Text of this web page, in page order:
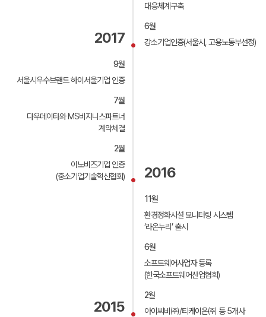
대응체계구축
6월
강소기업인증(서울시, 고용노동부선정)
2017
9월
서울시우수브랜드 하이서울기업 인증
7월
다우데이타와 MS비지니스파트너
계약체결
2월
이노비즈기업 인증
(중소기업기술혁신협회)
2016
11월
환경정화시설 모니터링 시스템
‘라온누리’ 출시
6월
소프트웨어사업자 등록
(한국소프트웨어산업협회)
2월
아이씨비㈜/티케이온㈜ 등 5개사
2015